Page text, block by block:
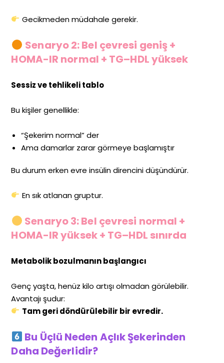
Gecikmeden müdahale gerekir.
Senaryo 2: Bel çevresi geniş +
HOMA-IR normal + TG–HDL yüksek
Sessiz ve tehlikeli tablo
Bu kişiler genellikle:
“Şekerim normal” der
Ama damarlar zarar görmeye başlamıştır
Bu durum erken evre insülin direncini düşündürür.
En sık atlanan gruptur.
Senaryo 3: Bel çevresi normal +
HOMA-IR yüksek + TG–HDL sınırda
Metabolik bozulmanın başlangıcı
Genç yaşta, henüz kilo artışı olmadan görülebilir.
Avantajı şudur:
Tam geri döndürülebilir bir evredir.
Bu Üçlü Neden Açlık Şekerinden
Daha Değerlidir?